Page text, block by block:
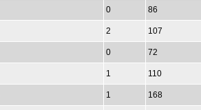
0 86
2 107
0 72
1 110
1 168